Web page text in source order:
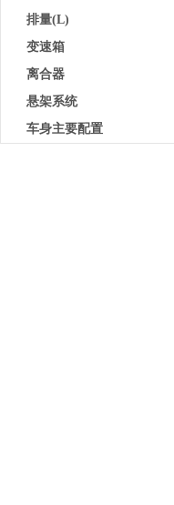
排量(L)
变速箱
离合器
悬架系统
车身主要配置